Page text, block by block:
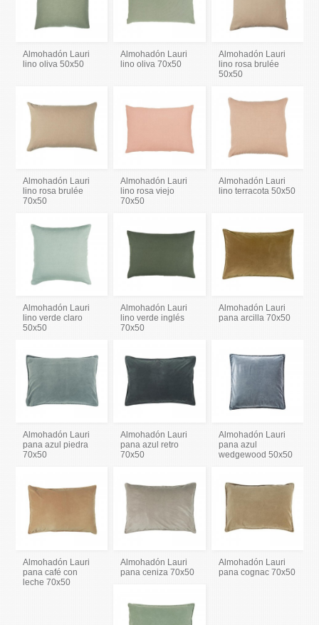
Almohadón Lauri
lino oliva 50x50
Almohadón Lauri
lino oliva 70x50
Almohadón Lauri
lino rosa brulée
50x50
Almohadón Lauri
lino rosa brulée
70x50
Almohadón Lauri
lino rosa viejo
70x50
Almohadón Lauri
lino terracota 50x50
Almohadón Lauri
lino verde claro
50x50
Almohadón Lauri
lino verde inglés
70x50
Almohadón Lauri
pana arcilla 70x50
Almohadón Lauri
pana azul piedra
70x50
Almohadón Lauri
pana azul retro
70x50
Almohadón Lauri
pana azul
wedgewood 50x50
Almohadón Lauri
pana café con
leche 70x50
Almohadón Lauri
pana ceniza 70x50
Almohadón Lauri
pana cognac 70x50